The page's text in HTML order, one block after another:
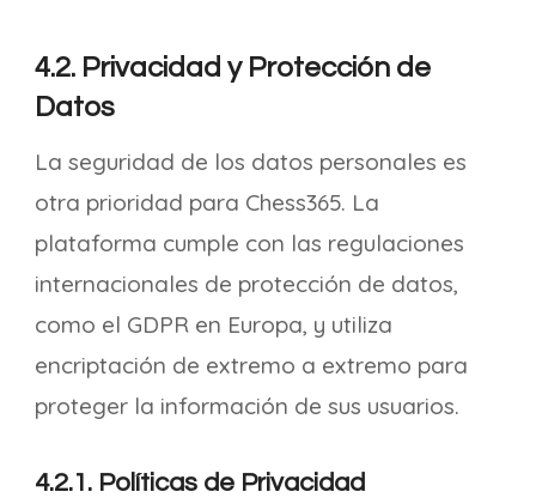
4.2. Privacidad y Protección de
Datos
La seguridad de los datos personales es
otra prioridad para Chess365. La
plataforma cumple con las regulaciones
internacionales de protección de datos,
como el GDPR en Europa, y utiliza
encriptación de extremo a extremo para
proteger la información de sus usuarios.
4.2.1. Políticas de Privacidad